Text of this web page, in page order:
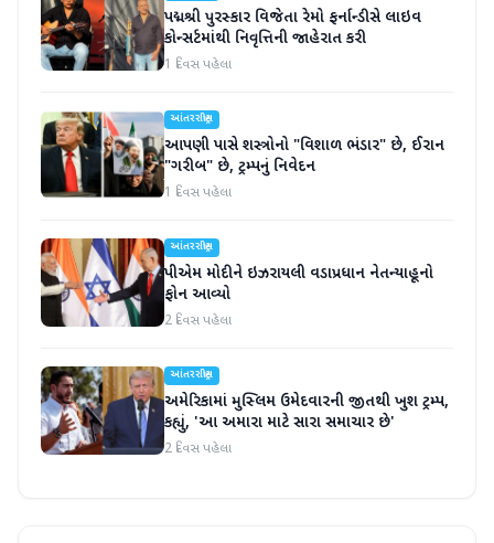
પદ્મશ્રી પુરસ્કાર વિજેતા રેમો ફર્નાન્ડીસે લાઇવ
કોન્સર્ટમાંથી નિવૃત્તિની જાહેરાત કરી
1 દિવસ પહેલા
આંતરરાષ્ટ્રીય
આપણી પાસે શસ્ત્રોનો "વિશાળ ભંડાર" છે, ઈરાન
"ગરીબ" છે, ટ્રમ્પનું નિવેદન
1 દિવસ પહેલા
આંતરરાષ્ટ્રીય
પીએમ મોદીને ઇઝરાયલી વડાપ્રધાન નેતન્યાહૂનો
ફોન આવ્યો
2 દિવસ પહેલા
આંતરરાષ્ટ્રીય
અમેરિકામાં મુસ્લિમ ઉમેદવારની જીતથી ખુશ ટ્રમ્પ,
કહ્યું, 'આ અમારા માટે સારા સમાચાર છે'
2 દિવસ પહેલા